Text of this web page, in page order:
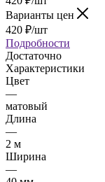
Варианты цен
420 ₽/шт
Подробности
Достаточно
Характеристики
Цвет
—
матовый
Длина
—
2 м
Ширина
—